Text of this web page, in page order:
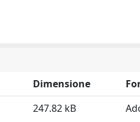
Dimensione
247.82 kB